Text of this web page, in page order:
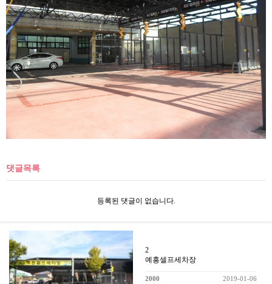
댓글목록
등록된 댓글이 없습니다.
2
예흥셀프세차장
2000 2019-01-06